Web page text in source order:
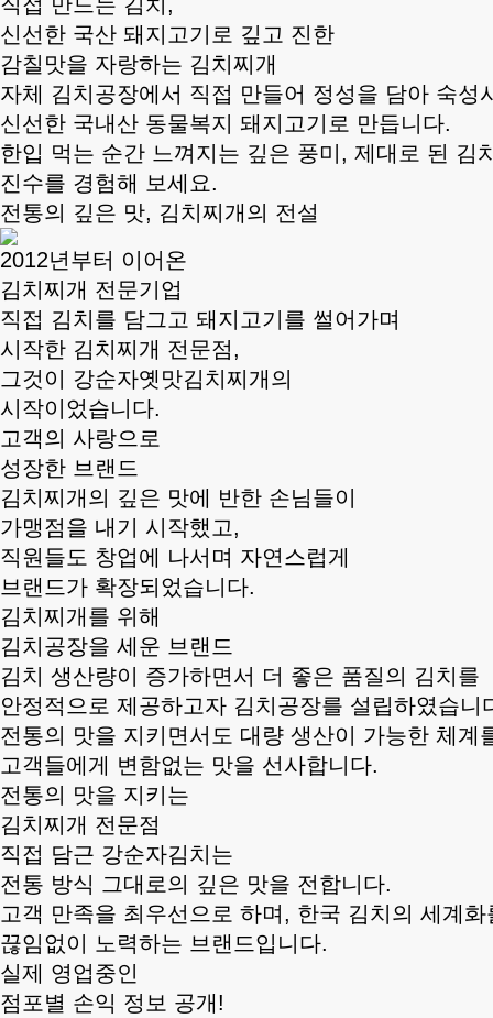
신선한 국산 돼지고기로 깊고 진한
감칠맛을 자랑하는 김치찌개
자체 김치공장에서 직접 만들어 정성을 담아 숙성
신선한 국내산 동물복지 돼지고기로 만듭니다.
한입 먹는 순간 느껴지는 깊은 풍미, 제대로 된 김
진수를 경험해 보세요.
전통의 깊은 맛, 김치찌개의 전설
2012년부터 이어온
김치찌개 전문기업
직접 김치를 담그고 돼지고기를 썰어가며
시작한 김치찌개 전문점,
그것이 강순자옛맛김치찌개의
시작이었습니다.
고객의 사랑으로
성장한 브랜드
김치찌개의 깊은 맛에 반한 손님들이
가맹점을 내기 시작했고,
직원들도 창업에 나서며 자연스럽게
브랜드가 확장되었습니다.
김치찌개를 위해
김치공장을 세운 브랜드
김치 생산량이 증가하면서 더 좋은 품질의 김치를
안정적으로 제공하고자 김치공장를 설립하였습니
전통의 맛을 지키면서도 대량 생산이 가능한 체계
고객들에게 변함없는 맛을 선사합니다.
전통의 맛을 지키는
김치찌개 전문점
직접 담근 강순자김치는
전통 방식 그대로의 깊은 맛을 전합니다.
고객 만족을 최우선으로 하며, 한국 김치의 세계화
끊임없이 노력하는 브랜드입니다.
실제 영업중인
점포별 손익 정보 공개!